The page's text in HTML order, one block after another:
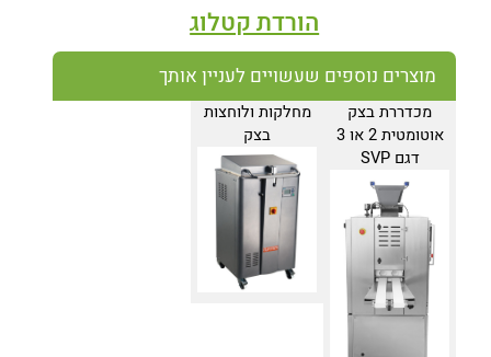
הורדת קטלוג
מוצרים נוספים שעשויים לעניין אותך
מכדררת בצק
אוטומטית 2 או 3
דגם SVP
מחלקות ולוחצות
בצק